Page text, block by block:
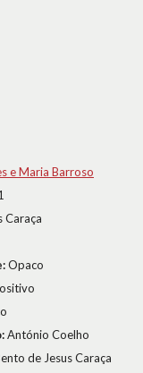
e Maria Barroso
Caraça
Opaco
António Coelho
de Jesus Caraça